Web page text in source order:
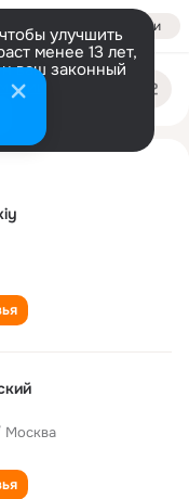
Войти
улучшить
менее 13 лет,
ваш законный
Москва